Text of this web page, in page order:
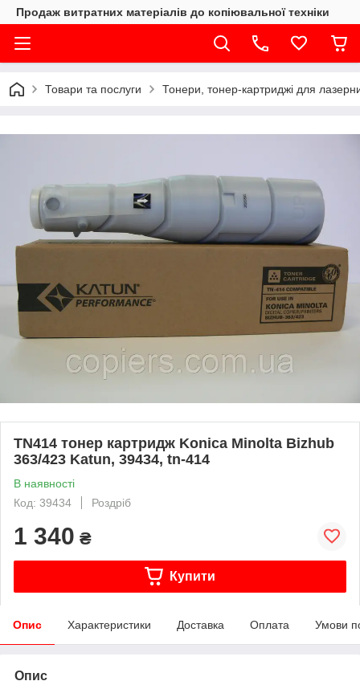
Продаж витратних матеріалів до копіювальної техніки
Товари та послуги Тонери, тонер-картриджі для
TN414 тонер картридж Konica Minolta Bizhub
363/423 Katun, 39434, tn-414
В наявності
Код: 39434
Роздріб
1 340 ₴
Купити
Опис Характеристики Доставка Оплата Умови
Опис